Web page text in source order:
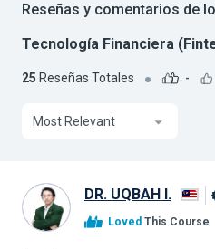
Reseñas y comentarios de
Tecnología Financiera
25 Reseñas Totales -
Most Relevant
DR. UQBAH I.
Loved This Course